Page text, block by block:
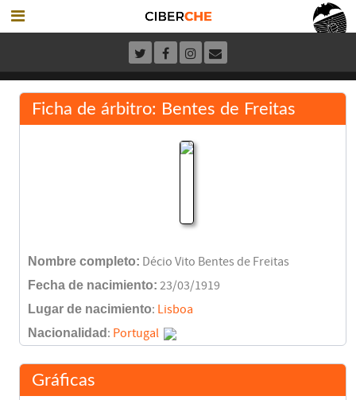
Ficha de árbitro: Bentes de Freitas
Nombre completo: Décio Vito Bentes de Freitas
Fecha de nacimiento: 23/03/1919
Lugar de nacimiento: Lisboa
Nacionalidad : Portugal
Gráficas